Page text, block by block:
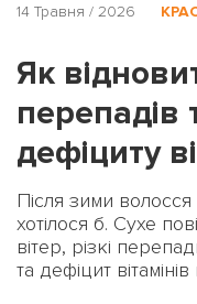
14 Травня / 2026
Як
перепадів
дефіциту
Після зими
хотілося б. Сухе
вітер, різкі
та дефіцит